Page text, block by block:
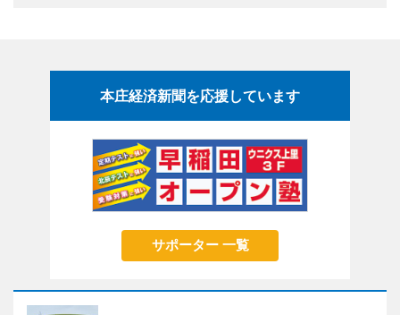
本庄経済新聞を応援しています
サポーター 一覧